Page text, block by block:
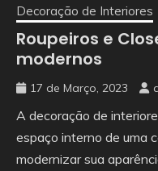
Decoração de Interiores
Roupeiros e
modernos
17 de Março, 2023
A decoração de
espaço interno de uma
modernizar sua